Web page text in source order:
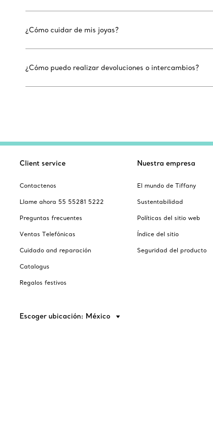
¿Cómo cuidar de mis joyas?
¿Cómo puedo realizar devoluciones o intercambios?
Client service
Contactenos
Llame ahora 55 55281 5222
Preguntas frecuentes
Ventas Telefónicas
Cuidado and reparación
Catalogus
Regalos festivos
Nuestra empresa
El mundo de Tiffany
Sustentabilidad
Políticas del sitio web
Índice del sitio
Seguridad del producto
Escoger ubicación: México